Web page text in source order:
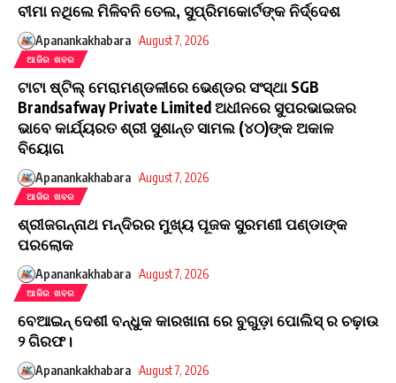
ବୀମା ନଥିଲେ ମିଳିବନି ତେଲ, ସୁପ୍ରିମକୋର୍ଟଙ୍କ ନିର୍ଦ୍ଦେଶ
Apanankakhabara August 7, 2026
ଆଜିର ଖବର
ଟାଟା ଷ୍ଟିଲ୍ ମେରାମଣ୍ଡଳୀରେ ଭେଣ୍ଡର ସଂସ୍ଥା SGB
Brandsafway Private Limited ଅଧୀନରେ ସୁପରଭାଇଜର
ଭାବେ କାର୍ଯ୍ୟରତ ଶ୍ରୀ ସୁଶାନ୍ତ ସାମଲ (୪୦)ଙ୍କ ଅକାଳ
ବିୟୋଗ
Apanankakhabara August 7, 2026
ଆଜିର ଖବର
ଶ୍ରୀଜଗନ୍ନାଥ ମନ୍ଦିରର ମୁଖ୍ୟ ପୂଜକ ସୁରମଣୀ ପଣ୍ଡାଙ୍କ
ପରଲୋକ
Apanankakhabara August 7, 2026
ଆଜିର ଖବର
ବେଆଇନ୍ ଦେଶୀ ବନ୍ଧୁକ କାରଖାନା ରେ ବୁଗୁଡ଼ା ପୋଲିସ୍ ର ଚଢ଼ାଉ
୨ ଗିରଫ।
Apanankakhabara August 7, 2026